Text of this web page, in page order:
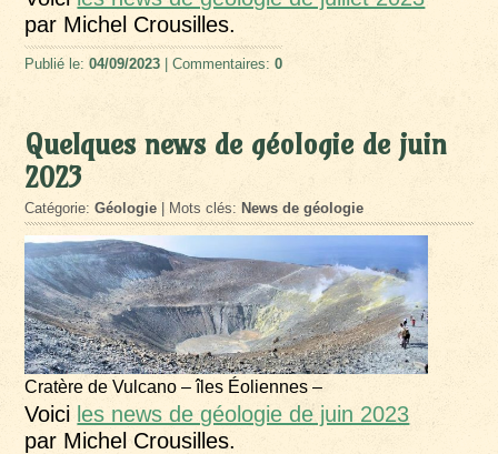
par Michel Crousilles.
Publié le:04/09/2023 | Commentaires:0
Quelques news de géologie de juin
2023
Catégorie:Géologie | Mots clés: News de géologie
Cratère de Vulcano – îles Éoliennes –
Voici les news de géologie de juin 2023
par Michel Crousilles.